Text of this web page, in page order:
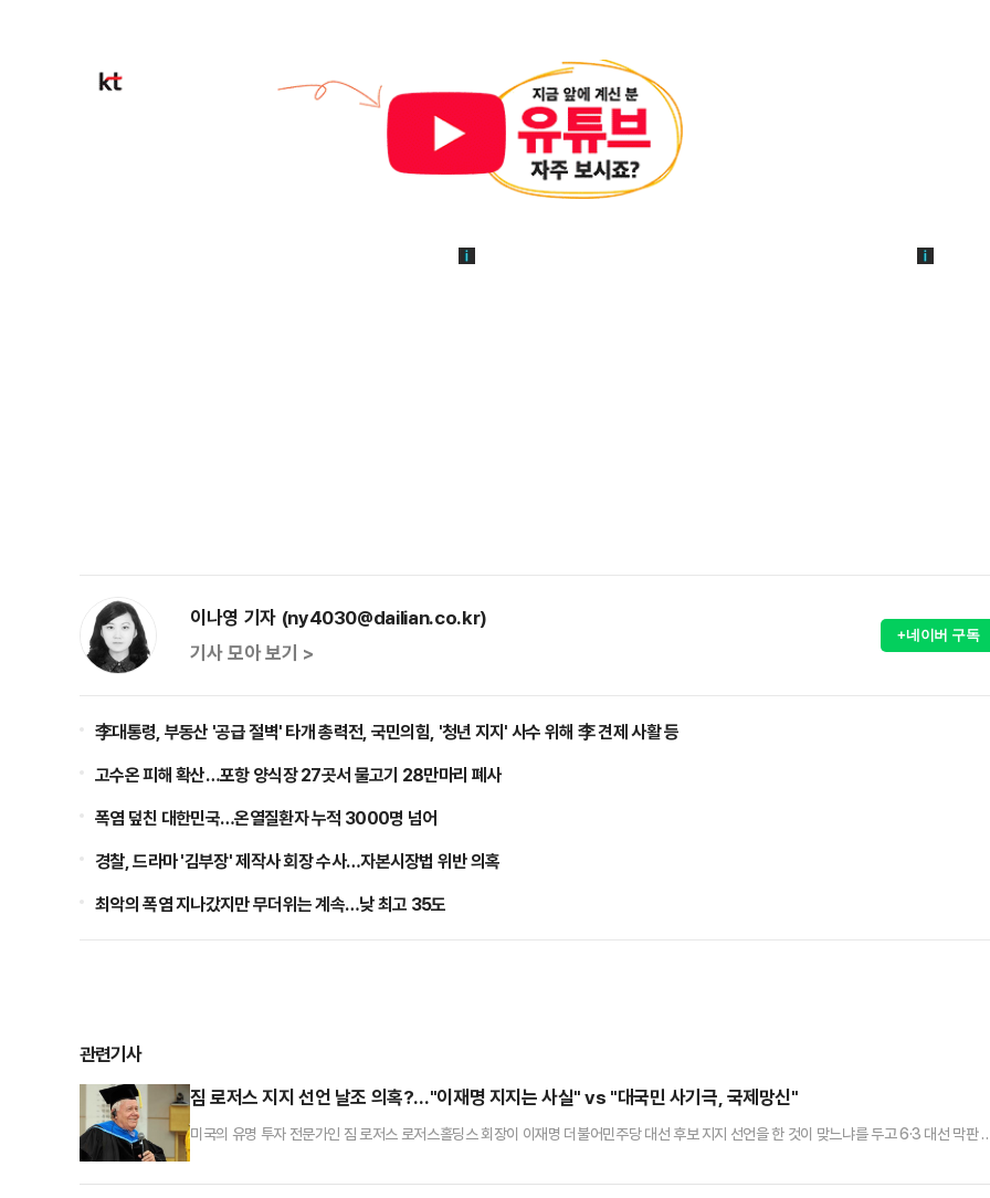
이나영 기자 (ny4030@dailian.co.kr)
기사 모아 보기 >
+네이버 구독
李대통령, 부동산 '공급 절벽' 타개 총력전, 국민의힘, '청년 지지' 사수 위해 李 견제 사활 등
고수온 피해 확산…포항 양식장 27곳서 물고기 28만마리 폐사
폭염 덮친 대한민국…온열질환자 누적 3000명 넘어
경찰, 드라마 '김부장' 제작사 회장 수사…자본시장법 위반 의혹
최악의 폭염 지나갔지만 무더위는 계속…낮 최고 35도
관련기사
짐 로저스 지지 선언 날조 의혹?…"이재명 지지는 사실" vs "대국민 사기극, 국제망신"
미국의 유명 투자 전문가인 짐 로저스 로저스홀딩스 회장이 이재명 더불어민주당 대선 후보 지지 선언을 한 것이 맞느냐를 두고 6·3 대선 막판
복수 매체의 이메일 회신을 통해 "그런 적이 없다"는 입장을 밝혀왔다. 국민의힘과 개혁신당은 가짜 지지 선언을 날조한 사기극이자 국제 망신이